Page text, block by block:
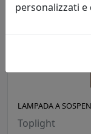
LAMPADA A
Toplight
personalizzati